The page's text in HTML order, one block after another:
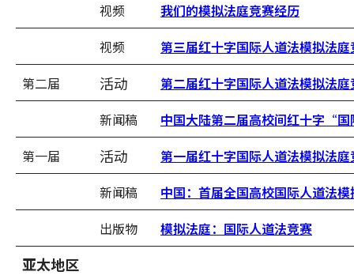
视频
我们的模拟法庭竞赛经历
视频
第三届红十字国际人道法模拟法
第二届
活动
第二届红十字国际人道法模拟法
新闻稿
中国大陆第二届高校间红十字“
第一届
活动
第一届红十字国际人道法模拟法
新闻稿
中国：首届全国高校国际人道法
出版物
模拟法庭：国际人道法竞赛
亚太地区